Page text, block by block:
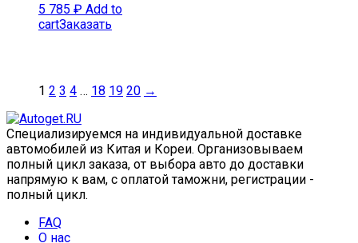
5 785 ₽ Add to
cartЗаказать
1 2 3 4 … 18 19 20 →
Специализируемся на индивидуальной доставке
автомобилей из Китая и Кореи. Организовываем
полный цикл заказа, от выбора авто до доставки
напрямую к вам, с оплатой таможни, регистрации -
полный цикл.
FAQ
О нас